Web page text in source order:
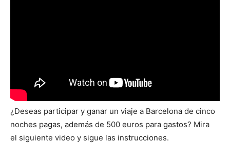
¿Deseas participar y ganar un viaje a Barcelona de cinco
noches pagas, además de 500 euros para gastos? Mira
el siguiente video y sigue las instrucciones.